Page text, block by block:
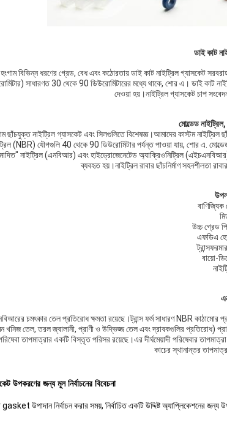
ডাই কাট
হংগাম বিভিন্ন ধরণের গ্রেড, বেধ এবং কঠোরতায় ডাই কাট নাইট্রিল গ্যাসকেট
সাধারণত 30 থেকে 90 ডিউরোমিটারের মধ্যে থাকে, শোর এ। ডাই কাট
দেওয়া হয়।নাইট্রিল গ্যাসকেট চাপ
মোল্ডেড
ছাঁচযুক্ত নাইট্রিল গ্যাসকেট এবং সিলগুলিতে বিশেষজ্ঞ।আমাদের কাস্টম নাইট্রিল
(NBR) যৌগগুলি 40 থেকে 90 ডিউরোমিটার পর্যন্ত পাওয়া যায়, শোর এ.
নাইট্রিল (এনবিআর) এবং হাইড্রোজেনেটেড অ্যাক্রিওনিট্রিল (এইচএনবিআর),
ব্যবহৃত হয়।নাইট্রিল রাবার ছাঁচনির্মাণ সহনশীলতা
উচ্চ গ্রেড
এফডিএ
বায়ো-
চমৎকার তেল প্রতিরোধ ক্ষমতা রয়েছে।ট্রান্স ফর্ম সাধারণ NBR
খনিজ তেল, তরল জ্বালানী, প্রাণী ও উদ্ভিজ্জ তেল এবং দ্রাবকগুলির প্রতিরোধ)
তাপমাত্রার একটি বিস্তৃত পরিসর রয়েছে।এর দীর্ঘমেয়াদী পরিষেবার
কাচের স্থানান্তর
উপকরণের জন্য মূল নির্বাচনের বিবেচনা
উপাদান নির্বাচন করার সময়, নির্বাচিত একটি উদ্দিষ্ট অ্যাপ্লিকেশনের জন্য